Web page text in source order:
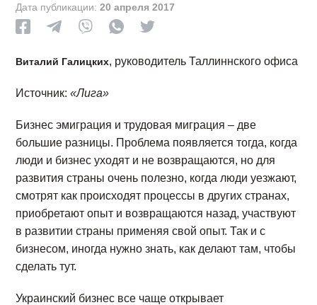
Дата публикации:20 апреля 2017
Виталий Галицких, руководитель Таллиннского офиса
Источник:«Лига»
Бизнес эмиграция и трудовая миграция – две
большие разницы. Проблема появляется тогда, когда
люди и бизнес уходят и не возвращаются, но для
развития страны очень полезно, когда люди уезжают,
смотрят как происходят процессы в других странах,
приобретают опыт и возвращаются назад, участвуют
в развитии страны применяя свой опыт. Так и с
бизнесом, иногда нужно знать, как делают там, чтобы
сделать тут.
Украинский бизнес все чаще открывает